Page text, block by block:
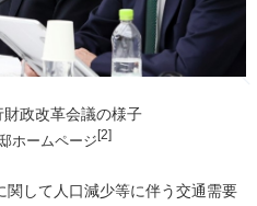
政改革会議の様子
ホームページ[2]
して人口減少等に伴う交通需要